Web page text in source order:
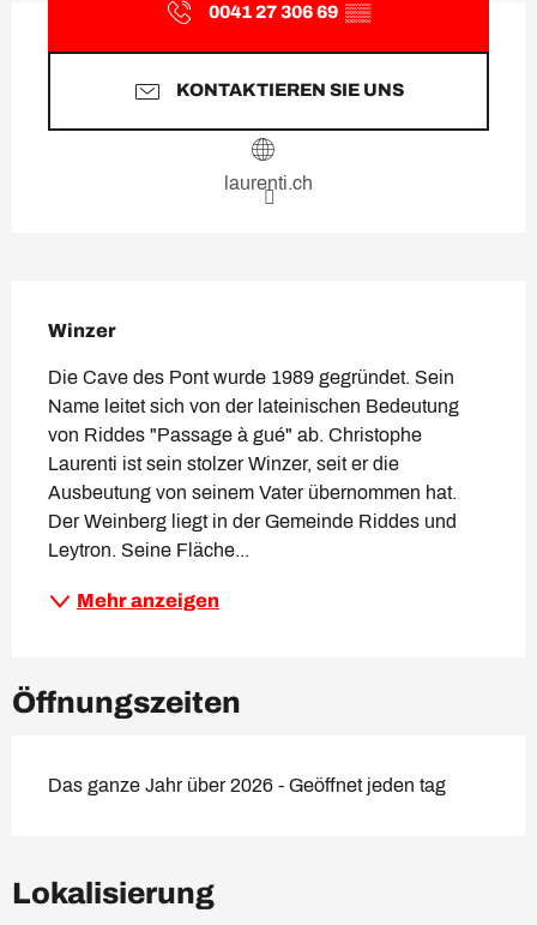
0041 27 306 69 ▒▒
KONTAKTIEREN SIE UNS
laurenti.ch
Winzer
Die Cave des Pont wurde 1989 gegründet. Sein
Name leitet sich von der lateinischen Bedeutung
von Riddes "Passage à gué" ab. Christophe
Laurenti ist sein stolzer Winzer, seit er die
Ausbeutung von seinem Vater übernommen hat.
Der Weinberg liegt in der Gemeinde Riddes und
Leytron. Seine Fläche...
Mehr anzeigen
Öffnungszeiten
Das ganze Jahr über 2026 - Geöffnet jeden tag
Lokalisierung